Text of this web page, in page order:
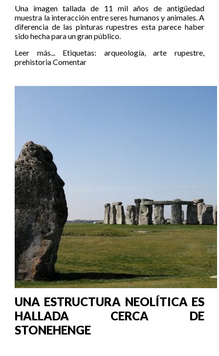
Una imagen tallada de 11 mil años de antigüedad
muestra la interacción entre seres humanos y animales. A
diferencia de las pinturas rupestres esta parece haber
sido hecha para un gran público.
Leer más...
Etiquetas: arqueología,arte rupestre,
prehistoriaComentar
UNA ESTRUCTURA NEOLÍTICA ES
HALLADA CERCA DE
STONEHENGE